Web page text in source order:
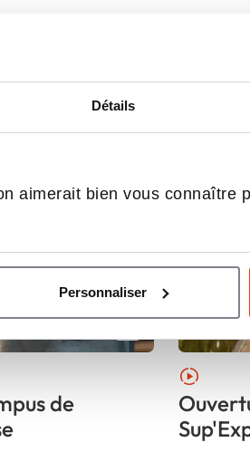
Détails
aimerait bien vous connaître
Personnaliser
de